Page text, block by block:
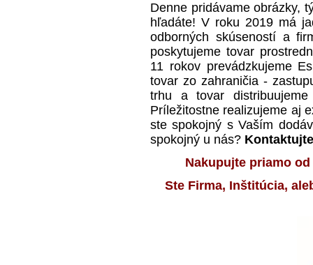
Denne pridávame obrázky,
hľadáte! V roku 2019 má
odborných skúseností a
poskytujeme tovar
11 rokov prevádzkujeme
tovar zo zahraničia -
trhu a tovar distribuujeme
Príležitostne realizujeme aj
ste spokojný s Vaším
spokojný u nás?
Nakupujte priamo
Ste Firma, Inštitúcia,